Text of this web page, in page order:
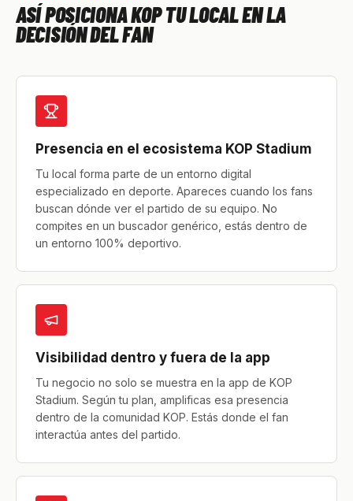
ASÍ POSICIONA KOP TU LOCAL EN LA
DECISIÓN DEL FAN
Presencia en el ecosistema KOP Stadium
Tu local forma parte de un entorno digital
especializado en deporte. Apareces cuando los fans
buscan dónde ver el partido de su equipo. No
compites en un buscador genérico, estás dentro de
un entorno 100% deportivo.
Visibilidad dentro y fuera de la app
Tu negocio no solo se muestra en la app de KOP
Stadium. Según tu plan, amplificas esa presencia
dentro de la comunidad KOP. Estás donde el fan
interactúa antes del partido.